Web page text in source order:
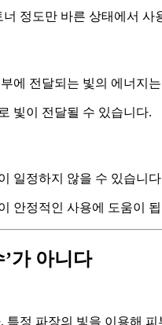
정도만 바른 상태에서 사
에 전달되는 빛의 에너지
빛이 전달될 수 있습니다.
일정하지 않을 수 있습니
안정적인 사용에 도움이
가 아니다
정 파장의 빛을 이용해